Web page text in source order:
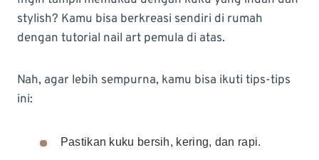
stylish? Kamu bisa berkreasi sendiri di rumah
dengan tutorial nail art pemula di atas.
Nah, agar lebih sempurna, kamu bisa ikuti tips-tips
ini:
Pastikan kuku bersih, kering, dan rapi.